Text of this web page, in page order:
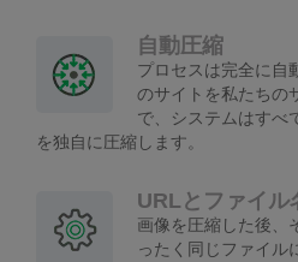
自動圧縮
プロセスは完全に自
のサイトを私たちの
で、システムはすべ
を独自に圧縮します。
URLとファイル
画像を圧縮した後、
ったく同じファイル